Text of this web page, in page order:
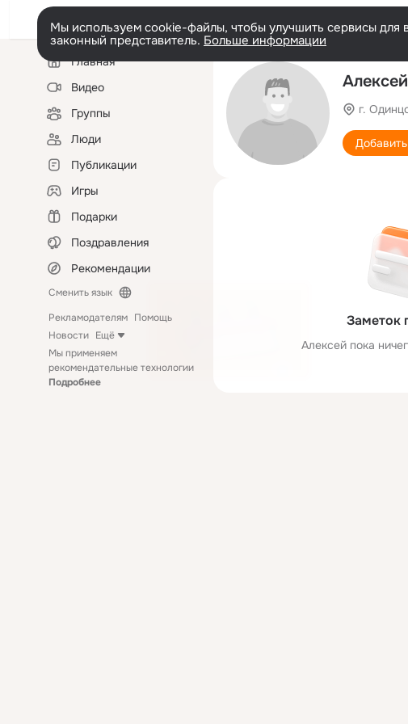
Мы используем cookie-файлы, чтобы улучшить сервисы для
законный представитель. Больше информации
Левая
колонкаГлавная
Видео
Группы
Люди
Публикации
Игры
Подарки
Поздравления
Рекомендации
Сменить язык
Рекламодателям Помощь
Новости Ещё
Мы применяем
рекомендательные технологии
Подробнее
г.
Заметок
Алексей пока